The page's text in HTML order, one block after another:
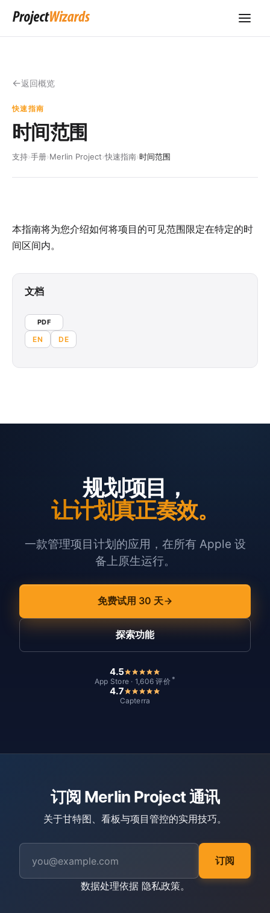
返回概览
快速指南
时间范围
支持›手册›Merlin Project›快速指南›时间范围
本指南将为您介绍如何将项目的可见范围限定在特定的时
间区间内。
文档
PDF
EN DE
规划项目，
让计划真正奏效。
一款管理项目计划的应用，在所有 Apple 设
备上原生运行。
免费试用 30 天
探索功能
4.5
App Store · 1,606 评价 *
4.7
Capterra
订阅 Merlin Project 通讯
关于甘特图、看板与项目管控的实用技巧。
订阅
数据处理依据 隐私政策。